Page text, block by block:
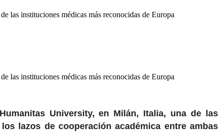
las instituciones médicas más reconocidas de Europa
las instituciones médicas más reconocidas de Europa
University, en Milán, Italia, una de las
lazos de cooperación académica entre ambas